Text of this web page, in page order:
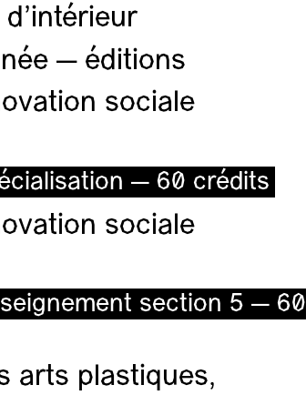
— éditions
sociale
— 60 crédits
sociale
section 5 — 60
arts plastiques,